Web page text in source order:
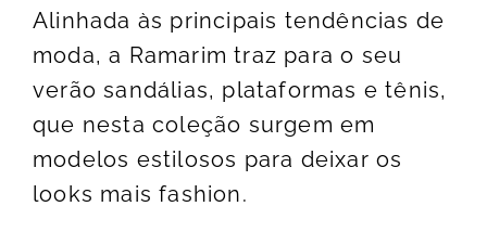
Alinhada às principais tendências de
moda, a Ramarim traz para o seu
verão sandálias, plataformas e tênis,
que nesta coleção surgem em
modelos estilosos para deixar os
looks mais fashion.